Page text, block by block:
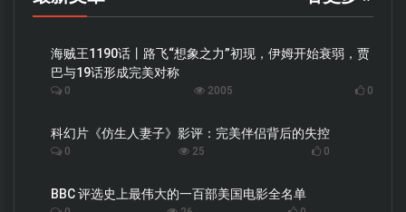
海贼王1190话丨路飞“想象之力”初现，伊姆开始衰弱，贾
巴与19话形成完美对称
0 2005 0
科幻片《仿生人妻子》影评：完美伴侣背后的失控
0 25 0
BBC 评选史上最伟大的一百部美国电影全名单